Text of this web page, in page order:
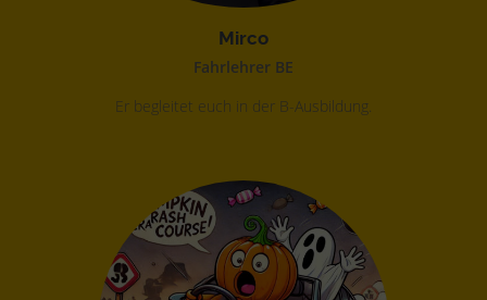
Mirco
Fahrlehrer BE
Er begleitet euch in der B-Ausbildung.